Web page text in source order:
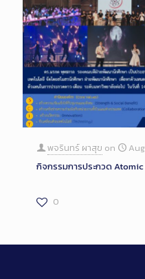
พจรินทร์ ผาสุข on
กิจกรรมการประกวด
0